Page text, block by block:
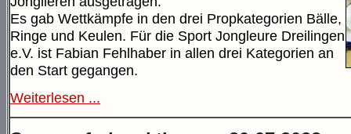
Es gab Wettkämpfe in den drei Propkategorien Bälle,
Ringe und Keulen. Für die Sport Jongleure Dreilingen
e.V. ist Fabian Fehlhaber in allen drei Kategorien an
den Start gegangen.
Weiterlesen ...